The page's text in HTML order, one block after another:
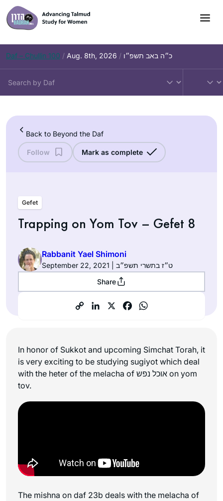
Skip
to
content
Daf – Chullin 100 / Aug. 8th, 2026 / כ״ה באב תשפ״ו
Back to Beyond the Daf
Follow Mark as complete
Gefet
Trapping on Yom Tov – Gefet 8
Rabbanit Yael Shimoni
September 22, 2021 | ט״ז בתשרי תשפ״ב
Share
In honor of Sukkot and upcoming Simchat Torah, it
is very exciting to be studying sugiyot which deal
with the heter of the melacha of אוכל נפש on yom
tov.
The mishna on daf 23b deals with the melacha of